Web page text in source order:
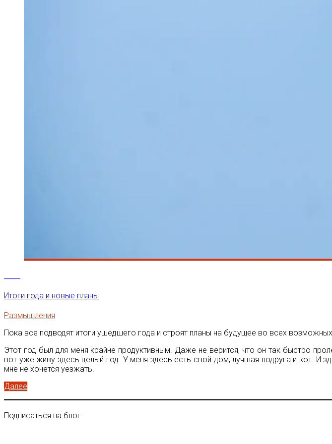
Итоги года и новые планы
Размышления
Пока все подводят итоги ушедшего года и строят планы на будущее во всех
Этот год был для меня крайне продуктивным. Даже не верится, что он так быстро
вот уже живу здесь целый год. У меня здесь есть свой дом, лучшая подруга и кот. И
мне не хочется уезжать.
Далее
Подписаться на блог